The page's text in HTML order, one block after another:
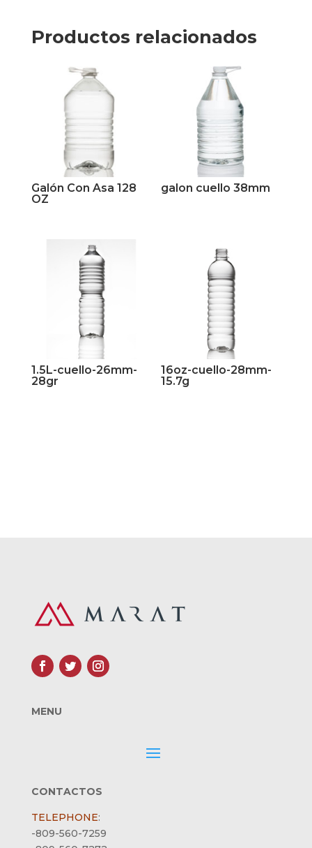
Productos relacionados
Galón Con Asa 128
OZ
galon cuello 38mm
1.5L-cuello-26mm-
28gr
16oz-cuello-28mm-
15.7g
MENU
CONTACTOS
TELEPHONE:
-809-560-7259